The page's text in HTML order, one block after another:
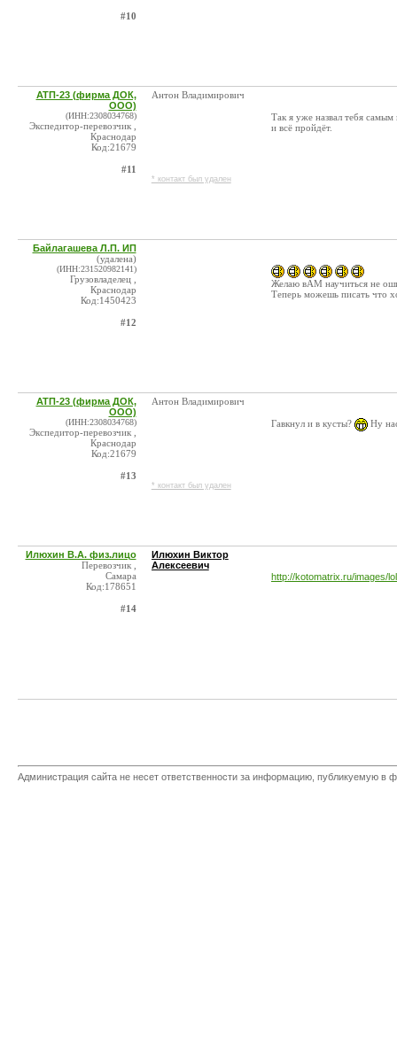
#10
АТП-23 (фирма ДОК,
ООО)
(ИНН:2308034768)
Экспедитор-перевозчик ,
Краснодар
Код:21679
#11
Антон Владимирович
* контакт был удален
Так я уже назвал тебя
и всё пройдёт.
Байлагашева Л.П. ИП
(удалена)
(ИНН:231520982141)
Грузовладелец ,
Краснодар
Код:1450423
#12
Желаю вАМ научиться не
Теперь можешь писать что
АТП-23 (фирма ДОК,
ООО)
(ИНН:2308034768)
Экспедитор-перевозчик ,
Краснодар
Код:21679
#13
Антон Владимирович
* контакт был удален
Гавкнул и в кусты? Ну
Илюхин В.А. физ.лицо
Перевозчик ,
Самара
Код:178651
#14
Илюхин Виктор
Алексеевич
http://kotomatrix.ru/images/
Администрация сайта не несет ответственности за информацию, публикуемую